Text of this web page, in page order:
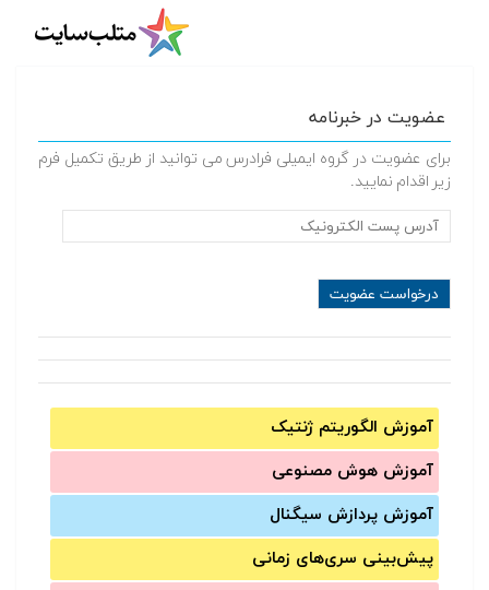
عضویت در خبرنامه
برای عضویت در گروه ایمیلی فرادرس می توانید از طریق تکمیل فرم
زیر اقدام نمایید.
آموزش الگوریتم ژنتیک
آموزش‌ هوش مصنوعی
آموزش‌ پردازش سیگنال
پیش‌‌بینی سری‌‌های زمانی